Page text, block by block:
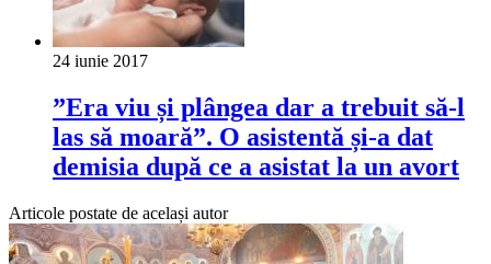
24 iunie 2017
”Era viu și plângea dar a trebuit să-l
las să moară”. O asistentă și-a dat
demisia după ce a asistat la un avort
Articole postate de același autor